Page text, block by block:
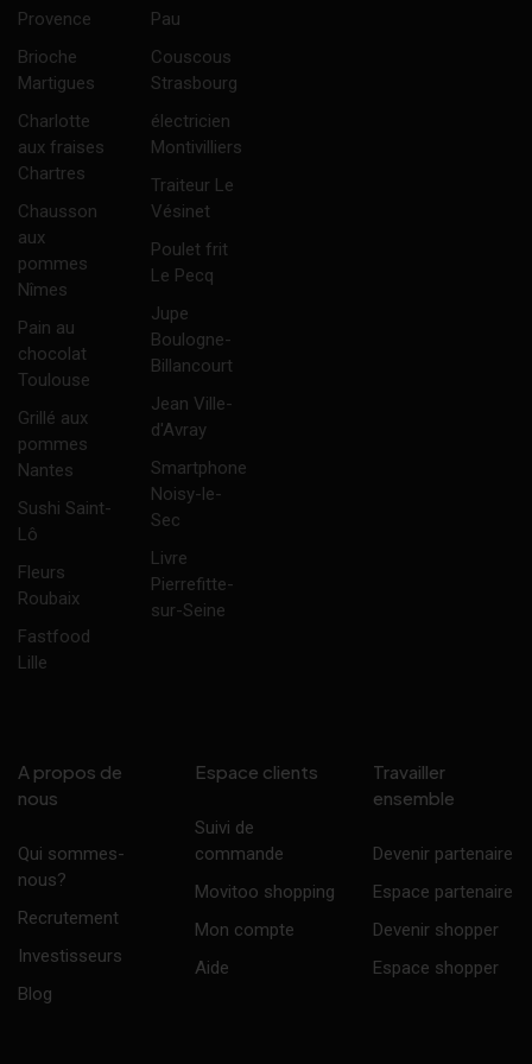
Provence
Brioche
Martigues
Charlotte
aux fraises
Chartres
Chausson
aux
pommes
Nîmes
Pain au
chocolat
Toulouse
Grillé aux
pommes
Nantes
Sushi Saint-
Lô
Fleurs
Roubaix
Fastfood
Lille
Pau
Couscous
Strasbourg
électricien
Montivilliers
Traiteur Le
Vésinet
Poulet frit
Le Pecq
Jupe
Boulogne-
Billancourt
Jean Ville-
d'Avray
Smartphone
Noisy-le-
Sec
Livre
Pierrefitte-
sur-Seine
A propos de
nous
Qui sommes-
nous?
Recrutement
Investisseurs
Blog
Espace clients
Suivi de
commande
Movitoo shopping
Mon compte
Aide
Travailler
ensemble
Devenir partenaire
Espace partenaire
Devenir shopper
Espace shopper